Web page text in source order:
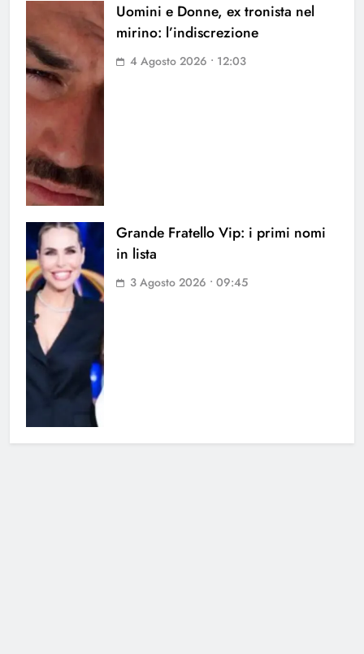
Uomini e Donne, ex tronista nel
mirino: l’indiscrezione
4 Agosto 2026 • 12:03
Grande Fratello Vip: i primi nomi
in lista
3 Agosto 2026 • 09:45